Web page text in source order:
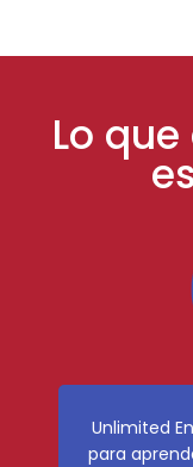
Lo